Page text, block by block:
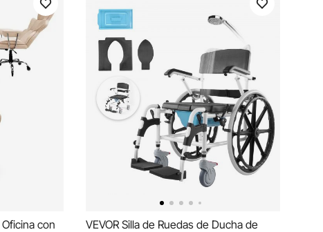
con
VEVOR Silla de Ruedas de Ducha de